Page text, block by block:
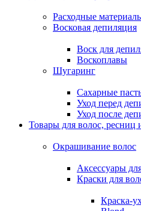
Расходные
Восковая депиляция
Воск для
Воскоплавы
Шугаринг
Сахарные
Уход перед
Уход после
Товары для волос, ресниц
Окрашивание волос
Аксессуары
Краски для
Краска-